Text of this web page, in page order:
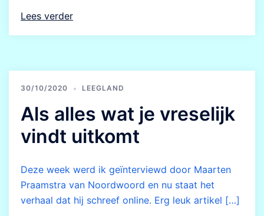
Lees verder
30/10/2020 LEEGLAND
Als alles wat je vreselijk
vindt uitkomt
Deze week werd ik geïnterviewd door Maarten
Praamstra van Noordwoord en nu staat het
verhaal dat hij schreef online. Erg leuk artikel […]